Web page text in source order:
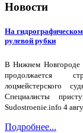
Новости
На
рулевой рубки
В Нижнем Новгороде
продолжается
лоцмейстерского
Специалисты
Sudostroenie.info 4
Подробнее...